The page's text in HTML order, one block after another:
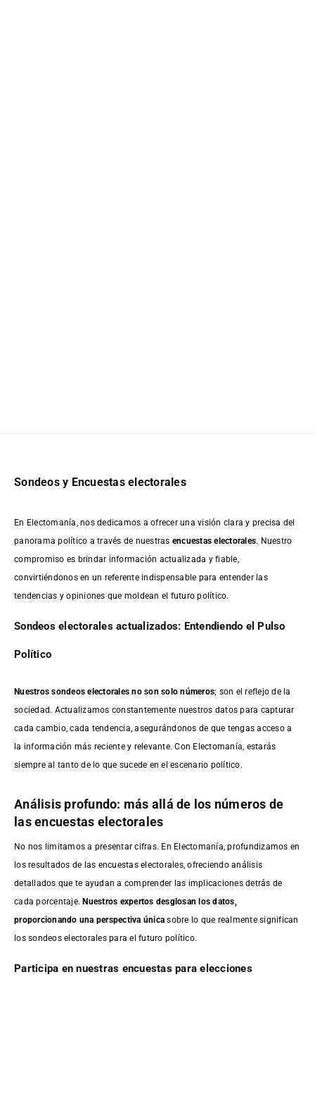
Sondeos y Encuestas electorales
En Electomanía, nos dedicamos a ofrecer una visión clara y precisa del
panorama político a través de nuestras encuestas electorales. Nuestro
compromiso es brindar información actualizada y fiable,
convirtiéndonos en un referente indispensable para entender las
tendencias y opiniones que moldean el futuro político.
Sondeos electorales actualizados: Entendiendo el Pulso
Político
Nuestros sondeos electorales no son solo números; son el reflejo de la
sociedad. Actualizamos constantemente nuestros datos para capturar
cada cambio, cada tendencia, asegurándonos de que tengas acceso a
la información más reciente y relevante. Con Electomanía, estarás
siempre al tanto de lo que sucede en el escenario político.
Análisis profundo: más allá de los números de
las encuestas electorales
No nos limitamos a presentar cifras. En Electomanía, profundizamos en
los resultados de las encuestas electorales, ofreciendo análisis
detallados que te ayudan a comprender las implicaciones detrás de
cada porcentaje.Nuestros expertos desglosan los datos,
proporcionando una perspectiva única sobre lo que realmente significan
los sondeos electorales para el futuro político.
Participa en nuestras encuestas para elecciones